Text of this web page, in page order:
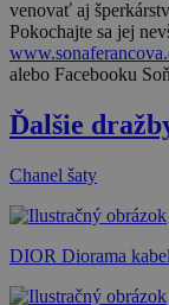
venovať aj
Pokochajte sa jej
alebo Facebooku
Ďalšie
Chanel šaty
DIOR Diorama